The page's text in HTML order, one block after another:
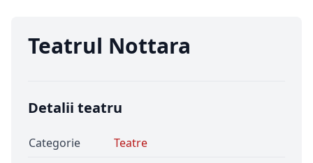
Teatrul Nottara
Detalii teatru
Categorie Teatre